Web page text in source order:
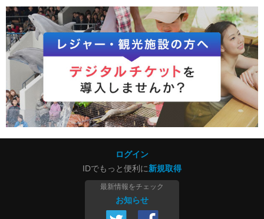
ログイン
IDでもっと便利に新規取得
最新情報をチェック
お知らせ